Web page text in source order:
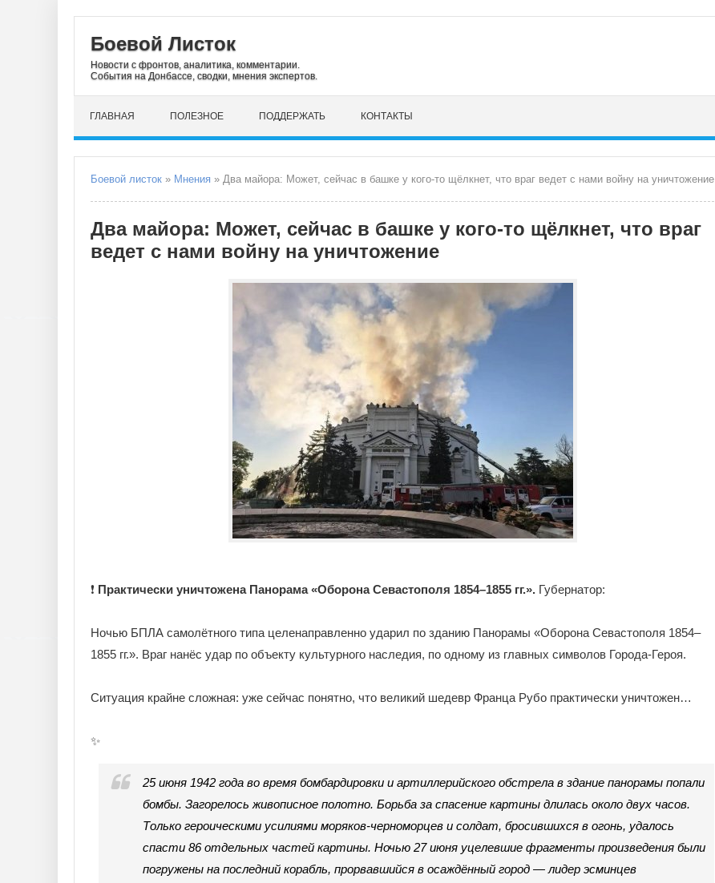
Боевой Листок
Новости с фронтов, аналитика, комментарии.
События на Донбассе, сводки, мнения экспертов.
ГЛАВНАЯ ПОЛЕЗНОЕ ПОДДЕРЖАТЬ КОНТАКТЫ
Боевой листок » Мнения » Два майора: Может, сейчас в башке у кого-то щёлкнет, что враг ведет с нами войну на уничтожение
Два майора: Может, сейчас в башке у кого-то щёлкнет, что враг
ведет с нами войну на уничтожение
❗️ Практически уничтожена Панорама «Оборона Севастополя 1854–1855 гг.». Губернатор:
Ночью БПЛА самолётного типа целенаправленно ударил по зданию Панорамы «Оборона Севастополя 1854–
1855 гг.». Враг нанёс удар по объекту культурного наследия, по одному из главных символов Города-Героя.
Ситуация крайне сложная: уже сейчас понятно, что великий шедевр Франца Рубо практически уничтожен…
✨
25 июня 1942 года во время бомбардировки и артиллерийского обстрела в здание панорамы попали
бомбы. Загорелось живописное полотно. Борьба за спасение картины длилась около двух часов.
Только героическими усилиями моряков-черноморцев и солдат, бросившихся в огонь, удалось
спасти 86 отдельных частей картины. Ночью 27 июня уцелевшие фрагменты произведения были
погружены на последний корабль, прорвавшийся в осаждённый город — лидер эсминцев